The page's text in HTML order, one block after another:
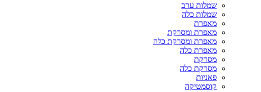
שמלות ערב
שמלות כלה
מאפרת
מאפרת ומסרקת
מאפרת ומסרקת כלה
מאפרת כלה
מסרקת
מסרקת כלה
פאניות
קוסמטיקה